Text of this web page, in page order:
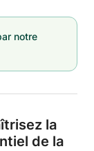
notre
la
de la